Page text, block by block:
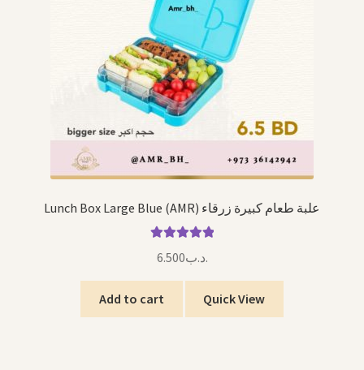
Lunch Box Large Blue (AMR) علبة طعام كبيرة زرقاء
out of 5
.د.ب6.500
Add to cart Quick View